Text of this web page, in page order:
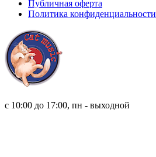
Публичная оферта
Политика конфиденциальности
с 10:00 до 17:00, пн - выходной